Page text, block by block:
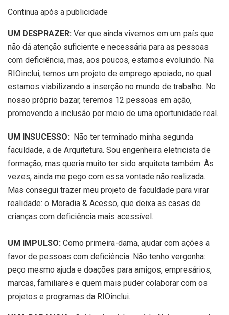
Continua após a publicidade
UM DESPRAZER: Ver que ainda vivemos em um país que
não dá atenção suficiente e necessária para as pessoas
com deficiência, mas, aos poucos, estamos evoluindo. Na
RIOinclui, temos um projeto de emprego apoiado, no qual
estamos viabilizando a inserção no mundo de trabalho. No
nosso próprio bazar, teremos 12 pessoas em ação,
promovendo a inclusão por meio de uma oportunidade real.
UM INSUCESSO: Não ter terminado minha segunda
faculdade, a de Arquitetura. Sou engenheira eletricista de
formação, mas queria muito ter sido arquiteta também. Às
vezes, ainda me pego com essa vontade não realizada.
Mas consegui trazer meu projeto de faculdade para virar
realidade: o Moradia & Acesso, que deixa as casas de
crianças com deficiência mais acessível.
UM IMPULSO: Como primeira-dama, ajudar com ações a
favor de pessoas com deficiência. Não tenho vergonha:
peço mesmo ajuda e doações para amigos, empresários,
marcas, familiares e quem mais puder colaborar com os
projetos e programas da RIOinclui.